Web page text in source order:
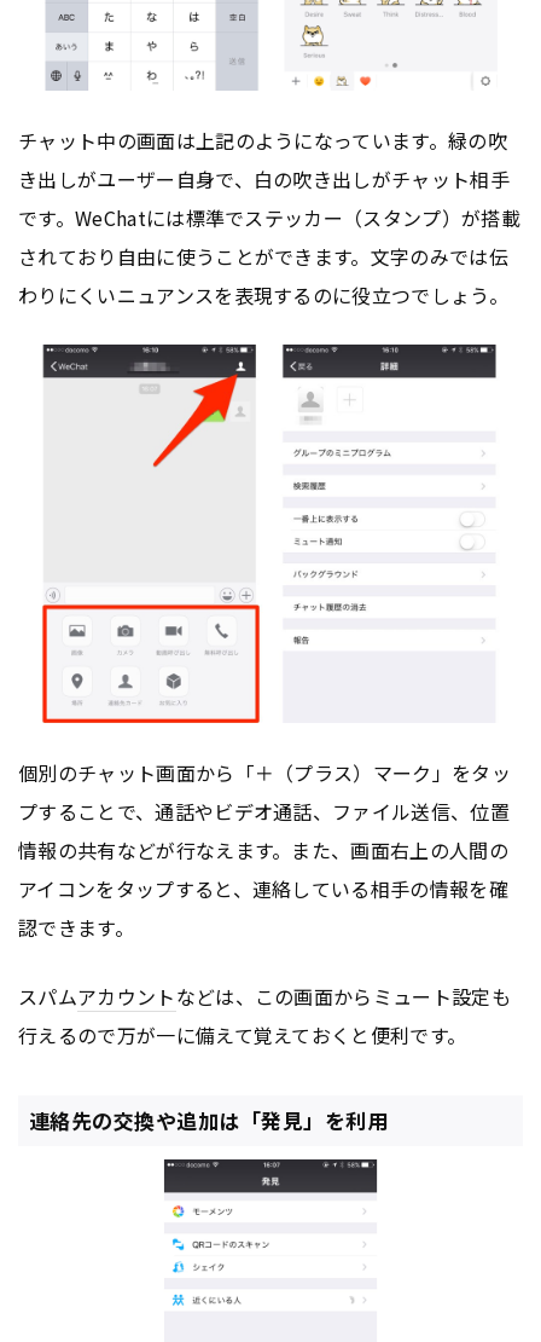
チャット中の画面は上記のようになっています。緑の吹
き出しがユーザー自身で、白の吹き出しがチャット相手
です。WeChatには標準でステッカー（スタンプ）が搭載
されており自由に使うことができます。文字のみでは伝
わりにくいニュアンスを表現するのに役立つでしょう。
個別のチャット画面から「＋（プラス）マーク」をタッ
プすることで、通話やビデオ通話、ファイル送信、位置
情報の共有などが行なえます。また、画面右上の人間の
アイコンをタップすると、連絡している相手の情報を確
認できます。
スパムアカウントなどは、この画面からミュート設定も
行えるので万が一に備えて覚えておくと便利です。
連絡先の交換や追加は「発見」を利用